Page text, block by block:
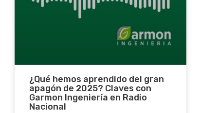
¿Qué hemos aprendido del gran
apagón de 2025? Claves con
Garmon Ingeniería en Radio
Nacional